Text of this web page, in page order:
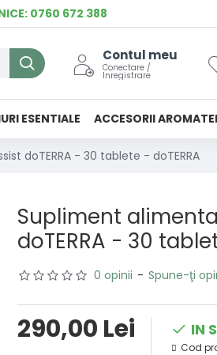
0760 672 388
Contul meu
Conectare /
Inregistrare
ESENTIALE ACCESORII
doTERRA - 30 tablete - doTERRA
Supliment
doTERRA - 30
0 opinii - Spune-ţi
290,00 Lei IN
Cod